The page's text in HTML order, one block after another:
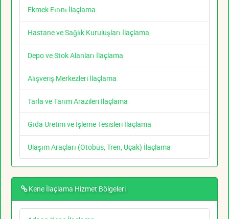
Ekmek Fırını İlaçlama
Hastane ve Sağlık Kuruluşları İlaçlama
Depo ve Stok Alanları İlaçlama
Alışveriş Merkezleri İlaçlama
Tarla ve Tarım Arazileri İlaçlama
Gıda Üretim ve İşleme Tesisleri İlaçlama
Ulaşım Araçları (Otobüs, Tren, Uçak) İlaçlama
Kene İlaçlama Hizmet Bölgeleri